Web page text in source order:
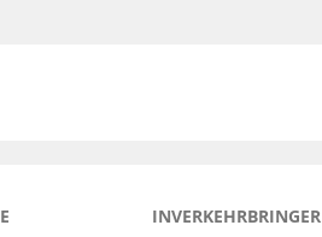
INVERKEHRBRINGER